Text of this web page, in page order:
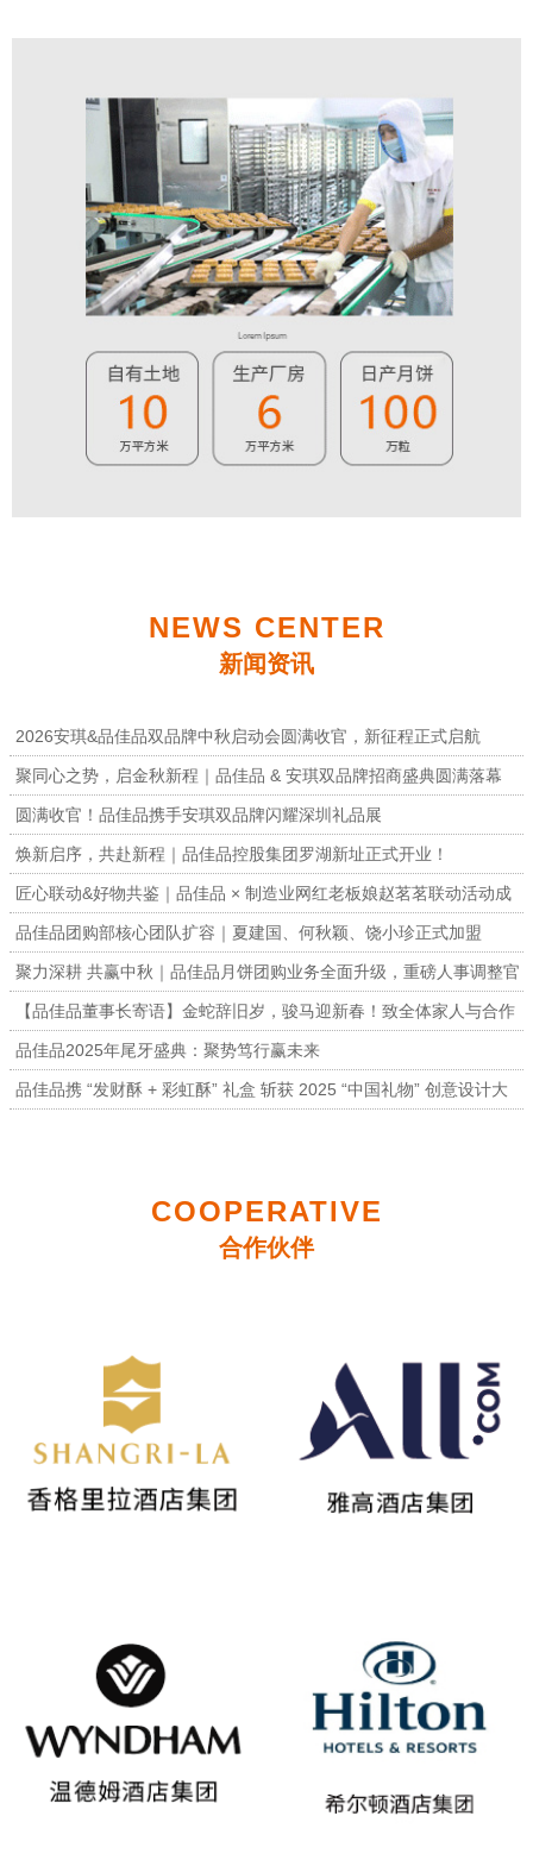
NEWS CENTER
新闻资讯
2026安琪&品佳品双品牌中秋启动会圆满收官，新征程正式启航
聚同心之势，启金秋新程｜品佳品 & 安琪双品牌招商盛典圆满落幕
圆满收官！品佳品携手安琪双品牌闪耀深圳礼品展
焕新启序，共赴新程｜品佳品控股集团罗湖新址正式开业！
匠心联动&好物共鉴｜品佳品 × 制造业网红老板娘赵茗茗联动活动成
功举办
品佳品团购部核心团队扩容｜夏建国、何秋颖、饶小珍正式加盟
聚力深耕 共赢中秋｜品佳品月饼团购业务全面升级，重磅人事调整官
【品佳品董事长寄语】金蛇辞旧岁，骏马迎新春！致全体家人与合作
伙伴的一封信
品佳品2025年尾牙盛典：聚势笃行赢未来
品佳品携 “发财酥 + 彩虹酥” 礼盒 斩获 2025 “中国礼物” 创意设计大
COOPERATIVE
合作伙伴